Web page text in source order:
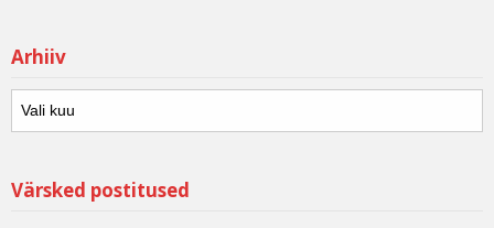
Arhiiv
Värsked postitused